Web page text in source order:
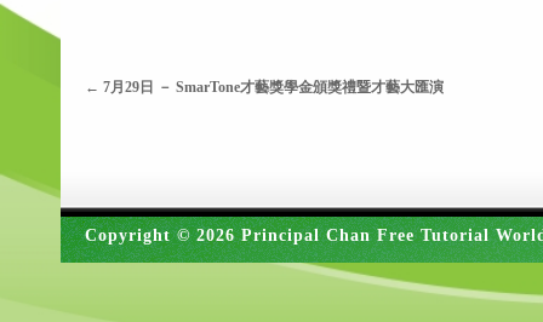
← 7月29日 － SmarTone才藝獎學金頒獎禮暨才藝大匯演
Copyright © 2026 Principal Chan Free Tutorial